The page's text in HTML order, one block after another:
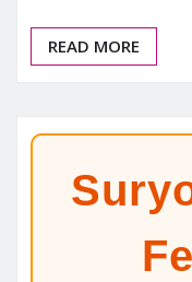
READ MORE